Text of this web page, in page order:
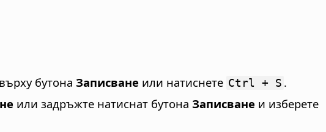
бутона Записване или натиснете Ctrl + S .
или задръжте натиснат бутона Записване и изберете